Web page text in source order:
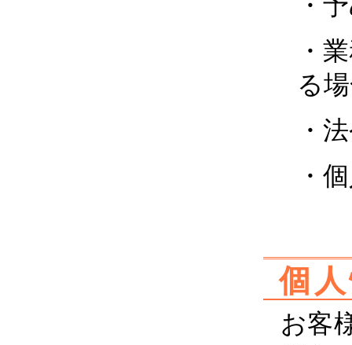
・
・
る
・
・
個
お客